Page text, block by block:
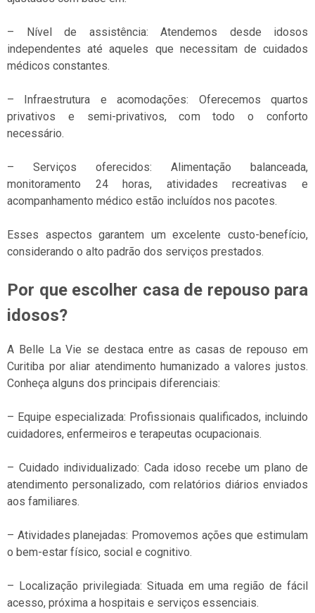
– Nível de assistência: Atendemos desde idosos
independentes até aqueles que necessitam de cuidados
médicos constantes.
– Infraestrutura e acomodações: Oferecemos quartos
privativos e semi-privativos, com todo o conforto
necessário.
– Serviços oferecidos: Alimentação balanceada,
monitoramento 24 horas, atividades recreativas e
acompanhamento médico estão incluídos nos pacotes.
Esses aspectos garantem um excelente custo-benefício,
considerando o alto padrão dos serviços prestados.
Por que escolher casa de repouso para
idosos?
A Belle La Vie se destaca entre as casas de repouso em
Curitiba por aliar atendimento humanizado a valores justos.
Conheça alguns dos principais diferenciais:
– Equipe especializada: Profissionais qualificados, incluindo
cuidadores, enfermeiros e terapeutas ocupacionais.
– Cuidado individualizado: Cada idoso recebe um plano de
atendimento personalizado, com relatórios diários enviados
aos familiares.
– Atividades planejadas: Promovemos ações que estimulam
o bem-estar físico, social e cognitivo.
– Localização privilegiada: Situada em uma região de fácil
acesso, próxima a hospitais e serviços essenciais.